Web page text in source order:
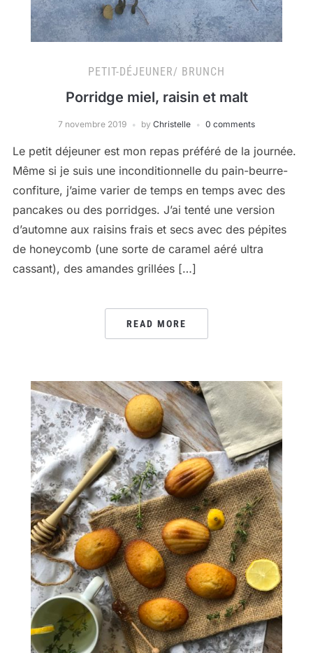
PETIT-DÉJEUNER/ BRUNCH
Porridge miel, raisin et malt
7 novembre 2019 by Christelle 0 comments
Le petit déjeuner est mon repas préféré de la journée.
Même si je suis une inconditionnelle du pain-beurre-
confiture, j’aime varier de temps en temps avec des
pancakes ou des porridges. J’ai tenté une version
d’automne aux raisins frais et secs avec des pépites
de honeycomb (une sorte de caramel aéré ultra
cassant), des amandes grillées […]
READ MORE